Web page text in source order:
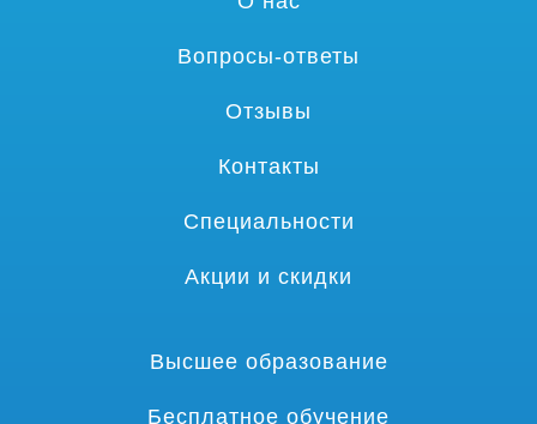
Вопросы-ответы
Отзывы
Контакты
Специальности
Акции и скидки
Высшее образование
Бесплатное обучение